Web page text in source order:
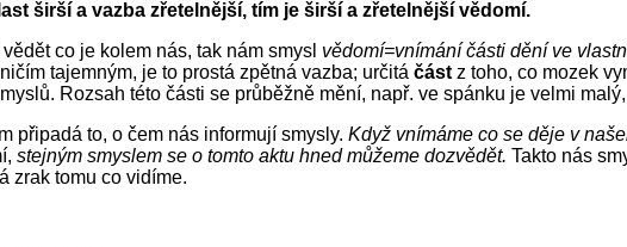
širší a vazba zřetelnější, tím je širší a zřetelnější vědomí.
co je kolem nás, tak nám smysl vědomí=vnímání části dění ve
tajemným, je to prostá zpětná vazba; určitá částz toho, co mozek
Rozsah této části se průběžně mění, např. ve spánku je velmi
připadá to, o čem nás informují smysly. Když vnímáme co se děje v
stejným smyslem se o tomto aktu hned můžeme dozvědět. Takto nás
zrak tomu co vidíme.